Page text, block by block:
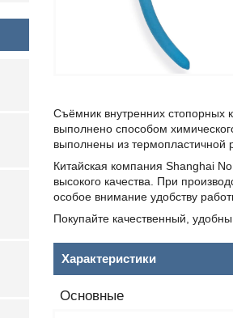
Съёмник внутренних стопорных
выполнено способом
выполнены из термопластичной
Китайская компания Shanghai
высокого качества. При
особое внимание удобству
Покупайте качественный,
Характеристики
Основные